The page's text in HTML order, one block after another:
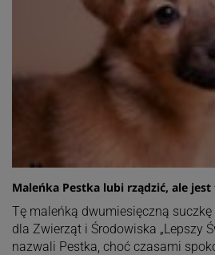
Maleńka Pestka lubi rządzić, ale jest
Tę maleńką dwumiesięczną
dla Zwierząt i Środowiska „Lepszy
nazwali Pestka, choć czasami